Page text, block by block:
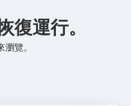
復運行。
覽。